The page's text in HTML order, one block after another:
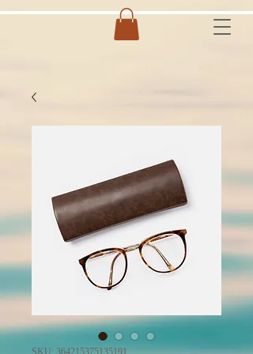
SKU: 364215375135191